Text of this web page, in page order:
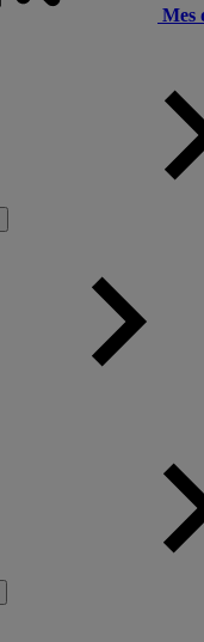
Mes